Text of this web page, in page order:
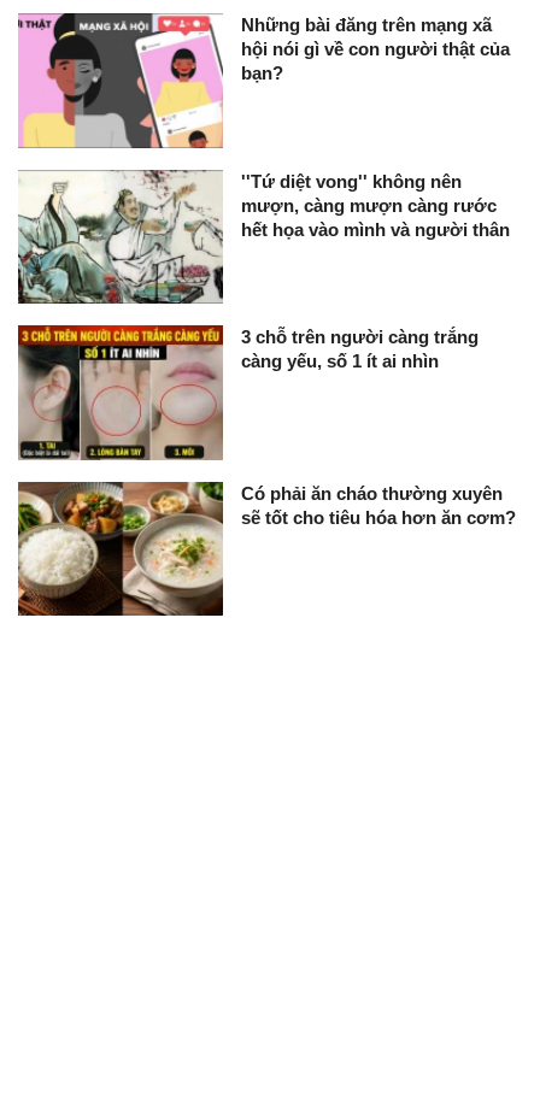
Những bài đăng trên mạng xã
hội nói gì về con người thật của
bạn?
''Tứ diệt vong'' không nên
mượn, càng mượn càng rước
hết họa vào mình và người thân
3 chỗ trên người càng trắng
càng yếu, số 1 ít ai nhìn
Có phải ăn cháo thường xuyên
sẽ tốt cho tiêu hóa hơn ăn cơm?